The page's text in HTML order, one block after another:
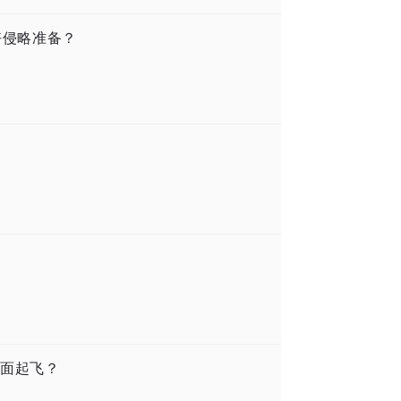
略准备？
起飞？